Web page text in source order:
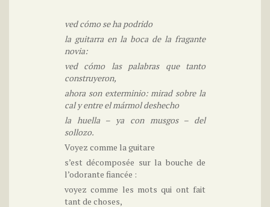
ved cómo se ha podrido
la guitarra en la boca de la fragante
novia:
ved cómo las palabras que tanto
construyeron,
ahora son exterminio: mirad sobre la
cal y entre el mármol deshecho
la huella – ya con musgos – del
sollozo.
Voyez comme la guitare
s’est décomposée sur la bouche de
l’odorante fiancée :
voyez comme les mots qui ont fait
tant de choses,